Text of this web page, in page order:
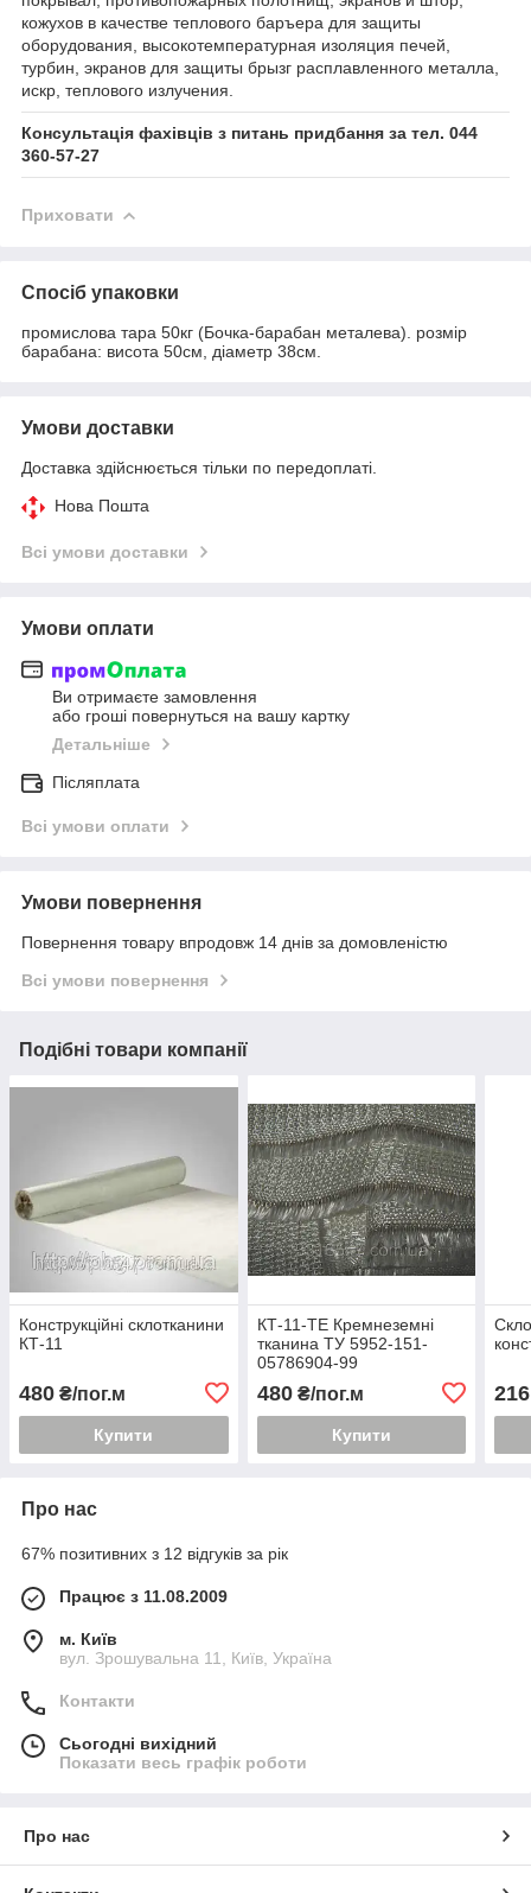
кожухов в качестве теплового баръера для защиты
оборудования, высокотемпературная изоляция печей,
турбин, экранов для защиты брызг расплавленного металла,
искр, теплового излучения.
Консультація фахівців з питань придбання за тел. 044
360-57-27
Приховати
Спосіб упаковки
промислова тара 50кг (Бочка-барабан металева). розмір
барабана: висота 50см, діаметр 38см.
Умови доставки
Доставка здійснюється тільки по передоплаті.
Нова Пошта
Всі умови доставки
Умови оплати
Ви отримаєте замовлення
або гроші повернуться на вашу картку
Детальніше
Післяплата
Всі умови оплати
Умови повернення
Повернення товару впродовж 14 днів за домовленістю
Всі умови повернення
Подібні товари компанії
Конструкційні склотканини
КТ-11
480 ₴/пог.м
Купити
КТ-11-ТЕ Кремнеземні
тканина ТУ 5952-151-
05786904-99
480₴/пог.м
Купити
216
Про нас
67% позитивних з 12 відгуків за рік
Працює з 11.08.2009
м. Київ
вул. Зрошувальна 11, Київ, Україна
Контакти
Сьогодні вихідний
Показати весь графік роботи
Про нас